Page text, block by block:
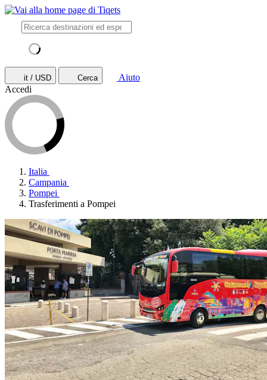
it / USD Cerca
Aiuto
Accedi
Italia
Campania
Pompei
Trasferimenti a Pompei